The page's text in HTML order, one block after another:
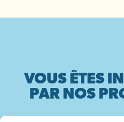
VOUS ÊTES
PAR NOS